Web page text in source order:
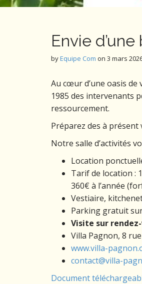
Envie
byEquipe Com on 3 mars
Au cœur d’une oasis de
1985 des intervenants
ressourcement.
Préparez des à présent
Notre salle d’activités
Location
Tarif de location :
360€ à l’année
Vestiaire,
Parking gratuit
Visite sur
Villa Pagnon, 8
www.villa-
contact@villa-
Document